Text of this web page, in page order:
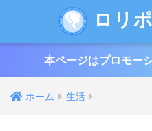
ロリ
本ページはプロモー
ホーム 生活